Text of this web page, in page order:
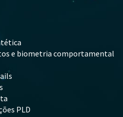
e biometria comportamental
PLD